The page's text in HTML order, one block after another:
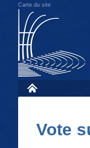
Carte du site
Vote